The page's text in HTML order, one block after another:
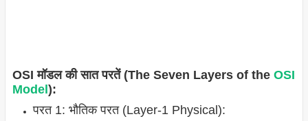
OSI मॉडल की सात परतें (The Seven Layers of the OSI
Model):
परत 1: भौतिक परत (Layer-1 Physical):